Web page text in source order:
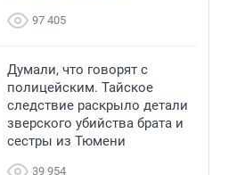
97 405
Думали, что говорят с
полицейским. Тайское
следствие раскрыло детали
зверского убийства брата и
сестры из Тюмени
39 954